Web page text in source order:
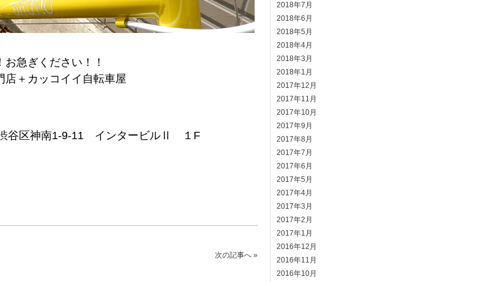
お急ぎください！！
店＋カッコイイ自転車屋
谷区神南1-9-11 インタービルⅡ １F
次の記事へ »
2018年7月
2018年6月
2018年5月
2018年4月
2018年3月
2018年1月
2017年12月
2017年11月
2017年10月
2017年9月
2017年8月
2017年7月
2017年6月
2017年5月
2017年4月
2017年3月
2017年2月
2017年1月
2016年12月
2016年11月
2016年10月